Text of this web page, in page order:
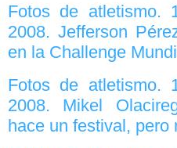
Fotos de atletismo.
2008. Jefferson
en la Challenge
Fotos de atletismo.
2008. Mikel
hace un festival, pero